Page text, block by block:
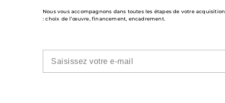
Nous vous accompagnons dans toutes les étapes de votre acquisition
: choix de l’œuvre, financement, encadrement.